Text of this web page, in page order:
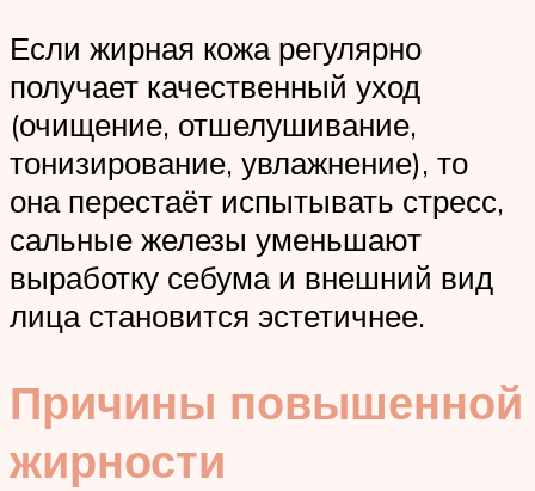
Если жирная кожа регулярно
получает качественный уход
(очищение, отшелушивание,
тонизирование, увлажнение), то
она перестаёт испытывать стресс,
сальные железы уменьшают
выработку себума и внешний вид
лица становится эстетичнее.
Причины повышенной
жирности